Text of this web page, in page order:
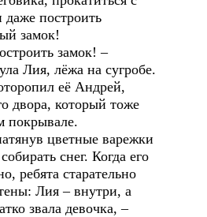
даже построить
замок!
замок! –
Лия, лёжа на сугробе.
её Андрей,
двора, который тоже
покрывале.
цветные варежки
снег. Когда его
ребята старательно
Лия – внутри, а
звала девочка, –